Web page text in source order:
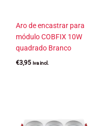
Aro de encastrar para
módulo COBFIX 10W
quadrado Branco
€3,95 iva incl.